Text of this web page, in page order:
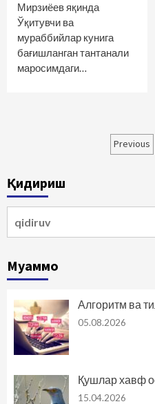
Мирзиёев яқинда
Ўқитувчи ва
мураббийлар кунига
бағишланган тантанали
маросимдаги…
Previous
Қидириш
Муаммо
Алгоритм ва
05.08.2026
Қушлар хавф
15.04.2026